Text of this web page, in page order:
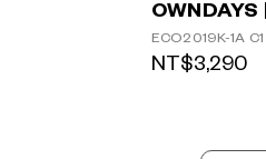
OWNDAYS
ECO2019K-1A C1
NT$3,290